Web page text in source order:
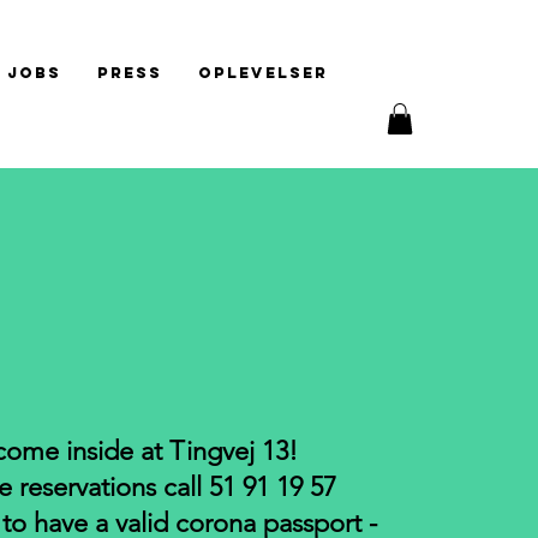
Jobs Press Oplevelser
inside at Tingvej 13!
reservations call 51 91 19 57
have a valid corona passport -